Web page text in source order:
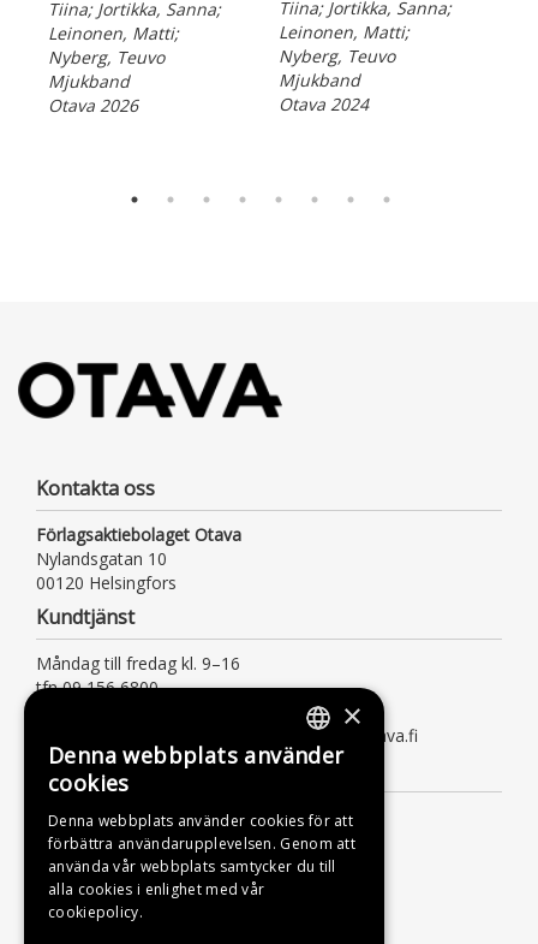
Tiina; Jortikka, Sanna;
Leinonen, Matti;
Nyberg, Teuvo
Mjukband
Otava 2026
Tiina; Jortikka, Sanna;
Leinonen, Matti;
Nyberg, Teuvo
Mjukband
Otava 2024
Kontakta oss
Förlagsaktiebolaget Otava
Nylandsgatan 10
00120 Helsingfors
Kundtjänst
Måndag till fredag kl. 9–16
tfn 09 156 6800
kundtjanst@otava.fi eller asiakaspalvelu@otava.fi
Information
Leverans
Instruktioner
Dataskyddsbeskrivning
Tillgänglighetsutlåtande
FINNISH
ENGLISH
×
Denna webbplats använder
cookies
Denna webbplats använder cookies för att
förbättra användarupplevelsen. Genom att
använda vår webbplats samtycker du till
alla cookies i enlighet med vår
cookiepolicy.